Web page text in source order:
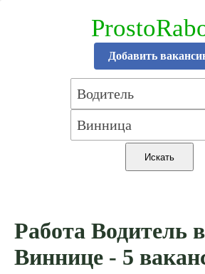
Добавить
Работа Водитель в
Виннице - 5